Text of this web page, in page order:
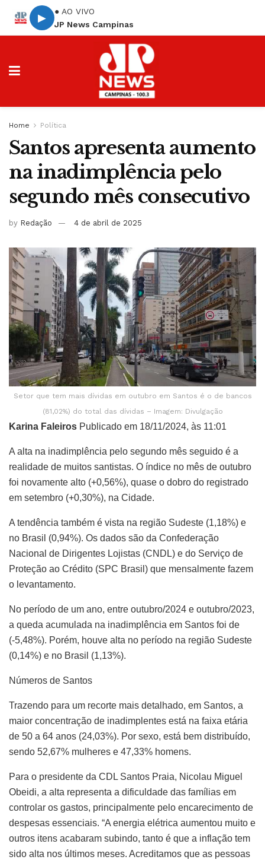
▶
● AO VIVO
JP News Campinas
Home Política
Santos apresenta aumento
na inadimplência pelo
segundo mês consecutivo
by Redação 4 de abril de 2025
Setor que tem mais dívidas em outubro em Santos é o de bancos
(81,02%) do total das dívidas – Imagem: Divulgação
Karina Faleiros Publicado em 18/11/2024, às 11:01
A alta na inadimplência pelo segundo mês seguido é a
realidade de muitos santistas. O índice no mês de outubro
foi novamente alto (+0,56%), quase o dobro do registrado
em setembro (+0,30%), na Cidade.
A tendência também é vista na região Sudeste (1,18%) e
no Brasil (0,94%). Os dados são da Confederação
Nacional de Dirigentes Lojistas (CNDL) e do Serviço de
Proteção ao Crédito (SPC Brasil) que mensalmente fazem
o levantamento.
No período de um ano, entre outubro/2024 e outubro/2023,
a queda acumulada na inadimplência em Santos foi de
(-5,48%). Porém, houve alta no período na região Sudeste
(0,14%) e no Brasil (1,13%).
Números de Santos
Trazendo para um recorte mais detalhado, em Santos, a
maior concentração de inadimplentes está na faixa etária
de 50 a 64 anos (24,03%). Por sexo, está bem distribuído,
sendo 52,67% mulheres e 47,33% homens.
Para o presidente da CDL Santos Praia, Nicolau Miguel
Obeidi, a alta representa a dificuldade das famílias em
controlar os gastos, principalmente pelo encarecimento de
despesas essenciais. “A energia elétrica aumentou muito e
outros itens acabaram subindo, tanto é que a inflação tem
sido alta nos últimos meses. Acreditamos que as pessoas